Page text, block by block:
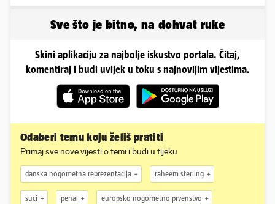
Sve što je bitno, na dohvat ruke
Skini aplikaciju za najbolje iskustvo portala. Čitaj,
komentiraj i budi uvijek u toku s najnovijim vijestima.
Odaberi temu koju želiš pratiti
Primaj sve nove vijesti o temi i budi u tijeku
danska nogometna reprezentacija raheem sterling
suci penal europsko nogometno prvenstvo